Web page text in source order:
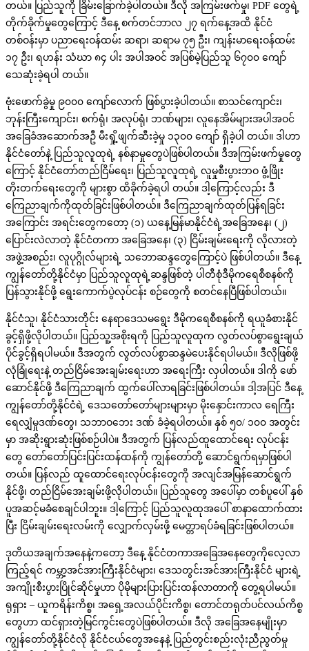
တယ်။ ပြည်သူကို ခြိမ်းခြောက်ခဲ့ပါတယ်။ ဒီလို အကြမ်းဖက်မှု၊ PDF တွေရဲ့
တိုက်ခိုက်မှုတွေကြောင့် ဒီနေ့ စက်တင်ဘာလ ၂၇ ရက်နေ့အထိ နိုင်ငံ
တစ်ဝန်းမှာ ပညာရေးဝန်ထမ်း ဆရာ၊ ဆရာမ ၇၅ ဦး၊ ကျန်းမာရေးဝန်ထမ်း
၁၇ ဦး၊ ရဟန်း သံဃာ ၈၄ ပါး အပါအဝင် အပြစ်မဲ့ပြည်သူ ၆၇၀၀ ကျော်
သေဆုံးခဲ့ရပါ တယ်။
ဗုံးဖောက်ခွဲမှု ၉၀၀၀ ကျော်လောက် ဖြစ်ပွားခဲ့ပါတယ်။ စာသင်ကျောင်း၊
ဘုန်းကြီးကျောင်း၊ စက်ရုံ၊ အလုပ်ရုံ၊ ဘဏ်များ၊ လူနေအိမ်များအပါအဝင်
အခြေခံအဆောက်အဦ မီးရှို့ဖျက်ဆီးခဲ့မှု ၁၃၀၀ ကျော် ရှိခဲ့ပါ တယ်။ ဒါဟာ
နိုင်ငံတော်နဲ့ ပြည်သူလူထုရဲ့ နစ်နာမှုတွေပဲဖြစ်ပါတယ်။ ဒီအကြမ်းဖက်မှုတွေ
ကြောင့် နိုင်ငံတော်တည်ငြိမ်ရေး၊ ပြည်သူလူထုရဲ့ လူမှုစီးပွားဘဝ ဖွံ့ဖြိုး
တိုးတက်ရေးတွေကို များစွာ ထိခိုက်ခဲ့ရပါ တယ်။ ဒါ့ကြောင့်လည်း ဒီ
ကြေညာချက်ကိုထုတ်ခြင်းဖြစ်ပါတယ်။ ဒီကြေညာချက်ထုတ်ပြန်ရခြင်း
အကြောင်း အရင်းတွေကတော့ (၁) ယနေ့မြန်မာနိုင်ငံရဲ့အခြေအနေ၊ (၂)
ပြောင်းလဲလာတဲ့ နိုင်ငံတကာ အခြေအနေ၊ (၃) ငြိမ်းချမ်းရေးကို လိုလားတဲ့
အဖွဲ့အစည်း၊ လူပုဂ္ဂိုလ်များရဲ့ သဘောဆန္ဒတွေကြောင့်ပဲ ဖြစ်ပါတယ်။ ဒီနေ့
ကျွန်တော်တို့နိုင်ငံမှာ ပြည်သူလူထုရဲ့ဆန္ဒဖြစ်တဲ့ ပါတီစုံဒီမိုကရေစီစနစ်ကို
ပြန်သွားနိုင်ဖို့ ရွေးကောက်ပွဲလုပ်ငန်း စဉ်တွေကို စတင်နေပြီဖြစ်ပါတယ်။
နိုင်ငံသူ၊ နိုင်ငံသားတိုင်း နေရာဒေသမရွေး ဒီမိုကရေစီစနစ်ကို ရယူခံစားနိုင်
ခွင့်ရှိဖို့လိုပါတယ်။ ပြည်သူ့အစိုးရကို ပြည်သူလူထုက လွတ်လပ်စွာရွေးချယ်
ပိုင်ခွင့်ရှိရပါမယ်။ ဒီအတွက် လွတ်လပ်စွာဆန္ဒမဲပေးနိုင်ရပါမယ်။ ဒီလိုဖြစ်ဖို့
လုံခြုံရေးနဲ့ တည်ငြိမ်အေးချမ်းရေးဟာ အရေးကြီး လှပါတယ်။ ဒါကို ဖော်
ဆောင်နိုင်ဖို့ ဒီကြေညာချက် ထွက်ပေါ်လာရခြင်းဖြစ်ပါတယ်။ ဒါ့အပြင် ဒီနေ့
ကျွန်တော်တို့နိုင်ငံရဲ့ ဒေသတော်တော်များများမှာ မိုးနှောင်းကာလ ရေကြီး
ရေလျှံမှုဒဏ်တွေ၊ သဘာဝဘေး ဒဏ် ခံခဲ့ရပါတယ်။ နှစ် ၅၀/ ၁၀၀ အတွင်း
မှာ အဆိုးရွားဆုံးဖြစ်စဉ်ပါပဲ။ ဒီအတွက် ပြန်လည်ထူထောင်ရေး လုပ်ငန်း
တွေ တော်တော်ပြင်းပြင်းထန်ထန်ကို ကျွန်တော်တို့ ဆောင်ရွက်ရမှာဖြစ်ပါ
တယ်။ ပြန်လည် ထူထောင်ရေးလုပ်ငန်းတွေကို အလျင်အမြန်ဆောင်ရွက်
နိုင်ဖို့၊ တည်ငြိမ်အေးချမ်းဖို့လိုပါတယ်။ ပြည်သူတွေ အပေါ်မှာ တစ်ပူပေါ် နှစ်
ပူအဆင့်မခံစေချင်ပါဘူး။ ဒါ့ကြောင့် ပြည်သူလူထုအပေါ် စာနာထောက်ထား
ပြီး ငြိမ်းချမ်းရေးလမ်းကို လျှောက်လှမ်းဖို့ မေတ္တာရပ်ခံရခြင်းဖြစ်ပါတယ်။
ဒုတိယအချက်အနေနဲ့ကတော့ ဒီနေ့ နိုင်ငံတကာအခြေအနေတွေကိုလေ့လာ
ကြည့်ရင် ကမ္ဘာ့အင်အားကြီးနိုင်ငံများ၊ ‌ဒေသတွင်းအင်အားကြီးနိုင်ငံ များရဲ့
အကျိုးစီးပွားပြိုင်ဆိုင်မှုဟာ ပိုမိုများပြားပြင်းထန်လာတာကို တွေ့ရပါမယ်။
ရုရှား – ယူကရိန်းကိစ္စ၊ အရှေ့အလယ်ပိုင်းကိစ္စ၊ တောင်တရုတ်ပင်လယ်ကိစ္စ
တွေဟာ ထင်ရှားတဲ့မြင်ကွင်းတွေပဲဖြစ်ပါတယ်။ ဒီလို အခြေအနေမျိုးမှာ
ကျွန်တော်တို့နိုင်ငံလို နိုင်ငံငယ်တွေအနေနဲ့ ပြည်တွင်းစည်းလုံးညီညွတ်မှု